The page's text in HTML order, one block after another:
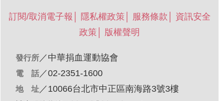
訂閱/取消電子報 隱私權政策 服務條款
資訊安全
政策
版權聲明
發行所／ 中華捐血運動協會
電 話／02-2351-1600
地 址／10066台北市中正區南海路3號3樓